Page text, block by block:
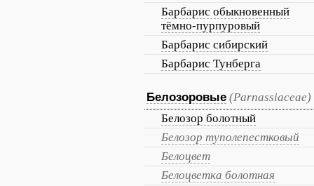
Барбарис обыкновенный
тёмно-пурпуровый
Барбарис сибирский
Барбарис Тунберга
Белозоровые (Parnassiaceae)
Белозор болотный
Белозор туполепестковый
Белоцвет
Белоцветка болотная